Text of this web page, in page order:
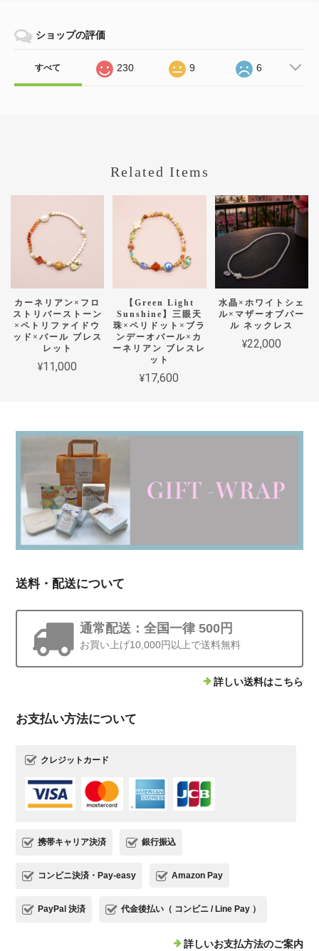
ショップの評価
すべて 230 9 6
Related Items
カーネリアン×フロ
ストリバーストーン
×ペトリファイドウ
ッド×パール ブレス
レット
¥11,000
【Green Light
Sunshine】三眼天
珠×ペリドット×ブラ
ンデーオパール×カ
ーネリアン ブレスレ
ット
¥17,600
水晶×ホワイトシェ
ル×マザーオブパー
ル ネックレス
¥22,000
送料・配送について
通常配送：全国一律 500円
お買い上げ10,000円以上で送料無料
詳しい送料はこちら
お支払い方法について
クレジットカード
携帯キャリア決済 銀行振込
コンビニ決済・Pay-easy Amazon Pay
PayPal 決済 代金後払い（ コンビニ / Line Pay ）
詳しいお支払方法のご案内